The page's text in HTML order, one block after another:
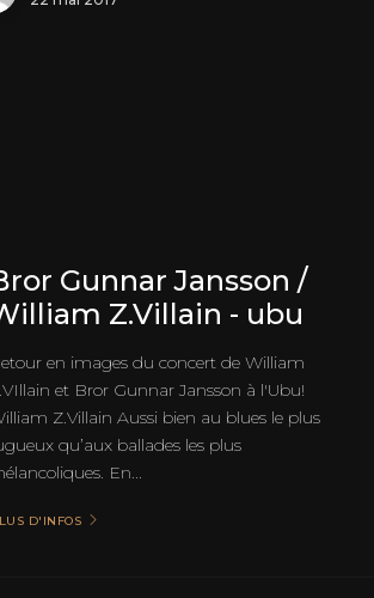
Gunnar Jansson /
Z.Villain - ubu
en images du concert de William
et Bror Gunnar Jansson à l'Ubu!
Z.Villain Aussi bien au blues le plus
qu’aux ballades les plus
En...
D'INFOS